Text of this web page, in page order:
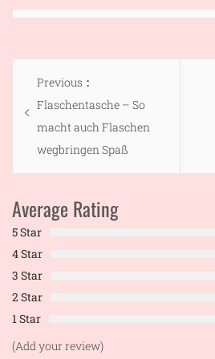
Beitragsnavigation
Previous
post:
Flaschentasche – So
macht auch Flaschen
wegbringen Spaß
Average Rating
5 Star
4 Star
3 Star
2 Star
1 Star
(Add your review)